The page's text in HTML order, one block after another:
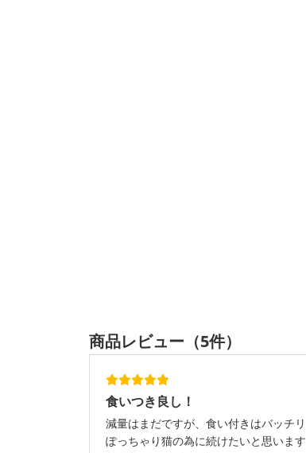
商品レビュー（5件）
食いつき良し！
減量はまだですが、食い付きはバッチリ
ぽっちゃり猫の為に続けたいと思います